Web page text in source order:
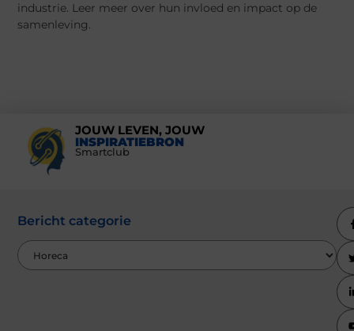
industrie. Leer meer over hun invloed en impact op de
samenleving.
JOUW LEVEN, JOUW
INSPIRATIEBRON
Smartclub
Bericht categorie